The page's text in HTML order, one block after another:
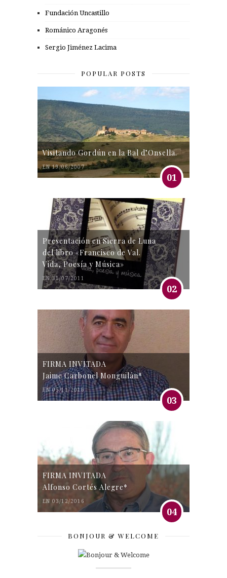
Fundación Uncastillo
Románico Aragonés
Sergio Jiménez Lacima
POPULAR POSTS
Visitando Gordún en la Bal d’Onsella.
EN 19/06/2007
01
Presentación en Sierra de Luna
del libro «Francisco de Val.
Vida, Poesía y Música»
EN 31/07/2011
02
FIRMA INVITADA
Jaime Carbonel Monguilán*
EN 05/11/2016
03
FIRMA INVITADA
Alfonso Cortés Alegre*
EN 03/12/2016
04
BONJOUR & WELCOME